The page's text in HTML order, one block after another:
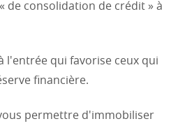
de consolidation de crédit » à
l'entrée qui favorise ceux qui
financière.
permettre d'immobiliser